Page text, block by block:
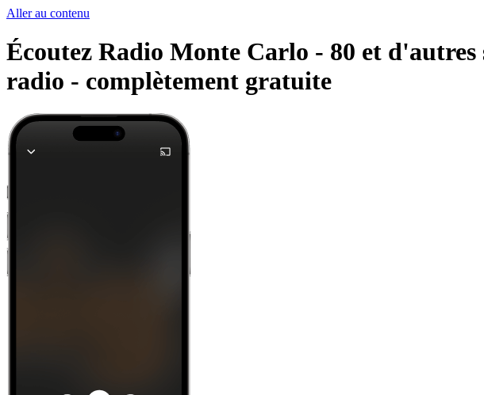
Aller au contenu
Écoutez Radio Monte Carlo - 80 et
radio - complètement gratuite